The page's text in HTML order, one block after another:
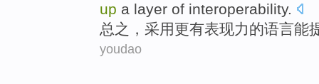
up a layer of interoperability.
总之 ，采用更有表现力的语言能
youdao